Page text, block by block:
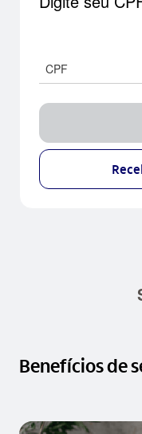
CPF
Benefícios de